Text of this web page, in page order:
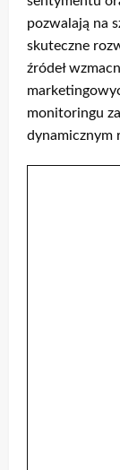
pozwalają na
skuteczne
źródeł
monitoringu
dynamicznym